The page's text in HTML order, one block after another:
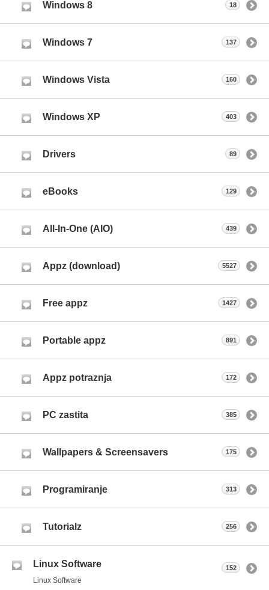
Windows 8 18
Windows 7 137
Windows Vista 160
Windows XP 403
Drivers 89
eBooks 129
All-In-One (AIO) 439
Appz (download) 5527
Free appz 1427
Portable appz 891
Appz potraznja 172
PC zastita 385
Wallpapers & Screensavers 175
Programiranje 313
Tutorialz 256
Linux Software
Linux Software
152